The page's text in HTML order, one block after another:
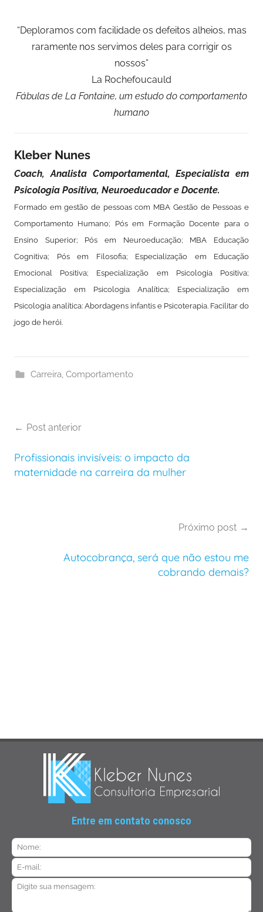
“Deploramos com facilidade os defeitos alheios, mas
raramente nos servimos deles para corrigir os
nossos”
La Rochefoucauld
Fábulas de La Fontaine, um estudo do comportamento
humano
Kleber Nunes
Coach, Analista Comportamental, Especialista em
Psicologia Positiva, Neuroeducador e Docente.
Formado em gestão de pessoas com MBA Gestão de Pessoas e
Comportamento Humano; Pós em Formação Docente para o
Ensino Superior; Pós em Neuroeducação; MBA Educação
Cognitiva; Pós em Filosofia; Especialização em Educação
Emocional Positiva; Especialização em Psicologia Positiva;
Especialização em Psicologia Analítica; Especialização em
Psicologia analítica: Abordagens infantis e Psicoterapia. Facilitar do
jogo de herói.
Carreira, Comportamento
Post anterior
Profissionais invisíveis: o impacto da
maternidade na carreira da mulher
Próximo post
Autocobrança, será que não estou me
cobrando demais?
Entre em contato conosco